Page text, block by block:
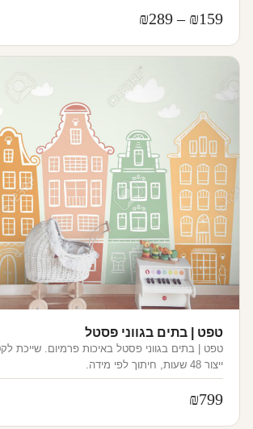
₪159
–
₪289
מחירים:
עד
טפט | בתים בגווני פסטל
טפט | בתים בגווני פסטל באיכות פרמיום. שייכת
ייצור 48 שעות, חיתוך לפי מידה.
₪799